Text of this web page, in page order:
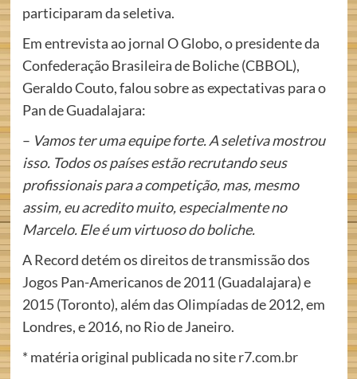
participaram da seletiva.
Em entrevista ao jornal O Globo, o presidente da
Confederação Brasileira de Boliche (CBBOL),
Geraldo Couto, falou sobre as expectativas para o
Pan de Guadalajara:
– Vamos ter uma equipe forte. A seletiva mostrou
isso. Todos os países estão recrutando seus
profissionais para a competição, mas, mesmo
assim, eu acredito muito, especialmente no
Marcelo. Ele é um virtuoso do boliche.
A Record detém os direitos de transmissão dos
Jogos Pan-Americanos de 2011 (Guadalajara) e
2015 (Toronto), além das Olimpíadas de 2012, em
Londres, e 2016, no Rio de Janeiro.
* matéria original publicada no siter7.com.br